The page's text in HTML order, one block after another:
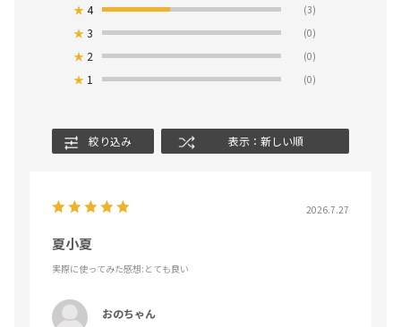
★4 (3)
★3 (0)
★ 2 (0)
★ 1 (0)
絞り込み 表示：新しい順
2026.7.27
夏小夏
実際に使ってみた感想:とても良い
おのちゃん